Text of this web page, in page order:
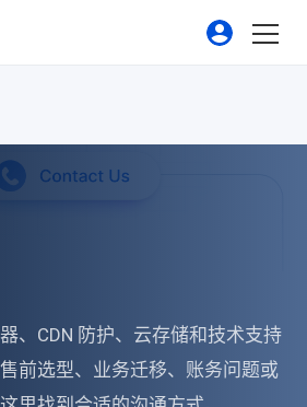
、CDN 防护、云存储和技术支持
前选型、业务迁移、账务问题或